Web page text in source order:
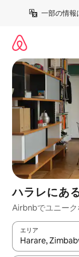
一部の情報
ハラレにあ
Airbnbでユニー
エリア
検索結果が表示